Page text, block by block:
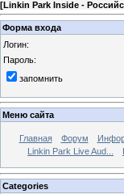
[Linkin Park Inside -
Форма входа
Логин:
Пароль:
запомнить
Меню сайта
Главная Форум
Linkin Park Live Aud...
Categories